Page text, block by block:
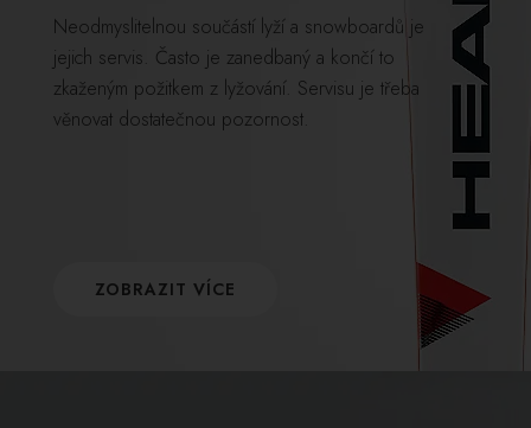
Neodmyslitelnou součástí lyží a snowboardů je
jejich servis. Často je zanedbaný a končí to
zkaženým požitkem z lyžování. Servisu je třeba
věnovat dostatečnou pozornost.
ZOBRAZIT VÍCE